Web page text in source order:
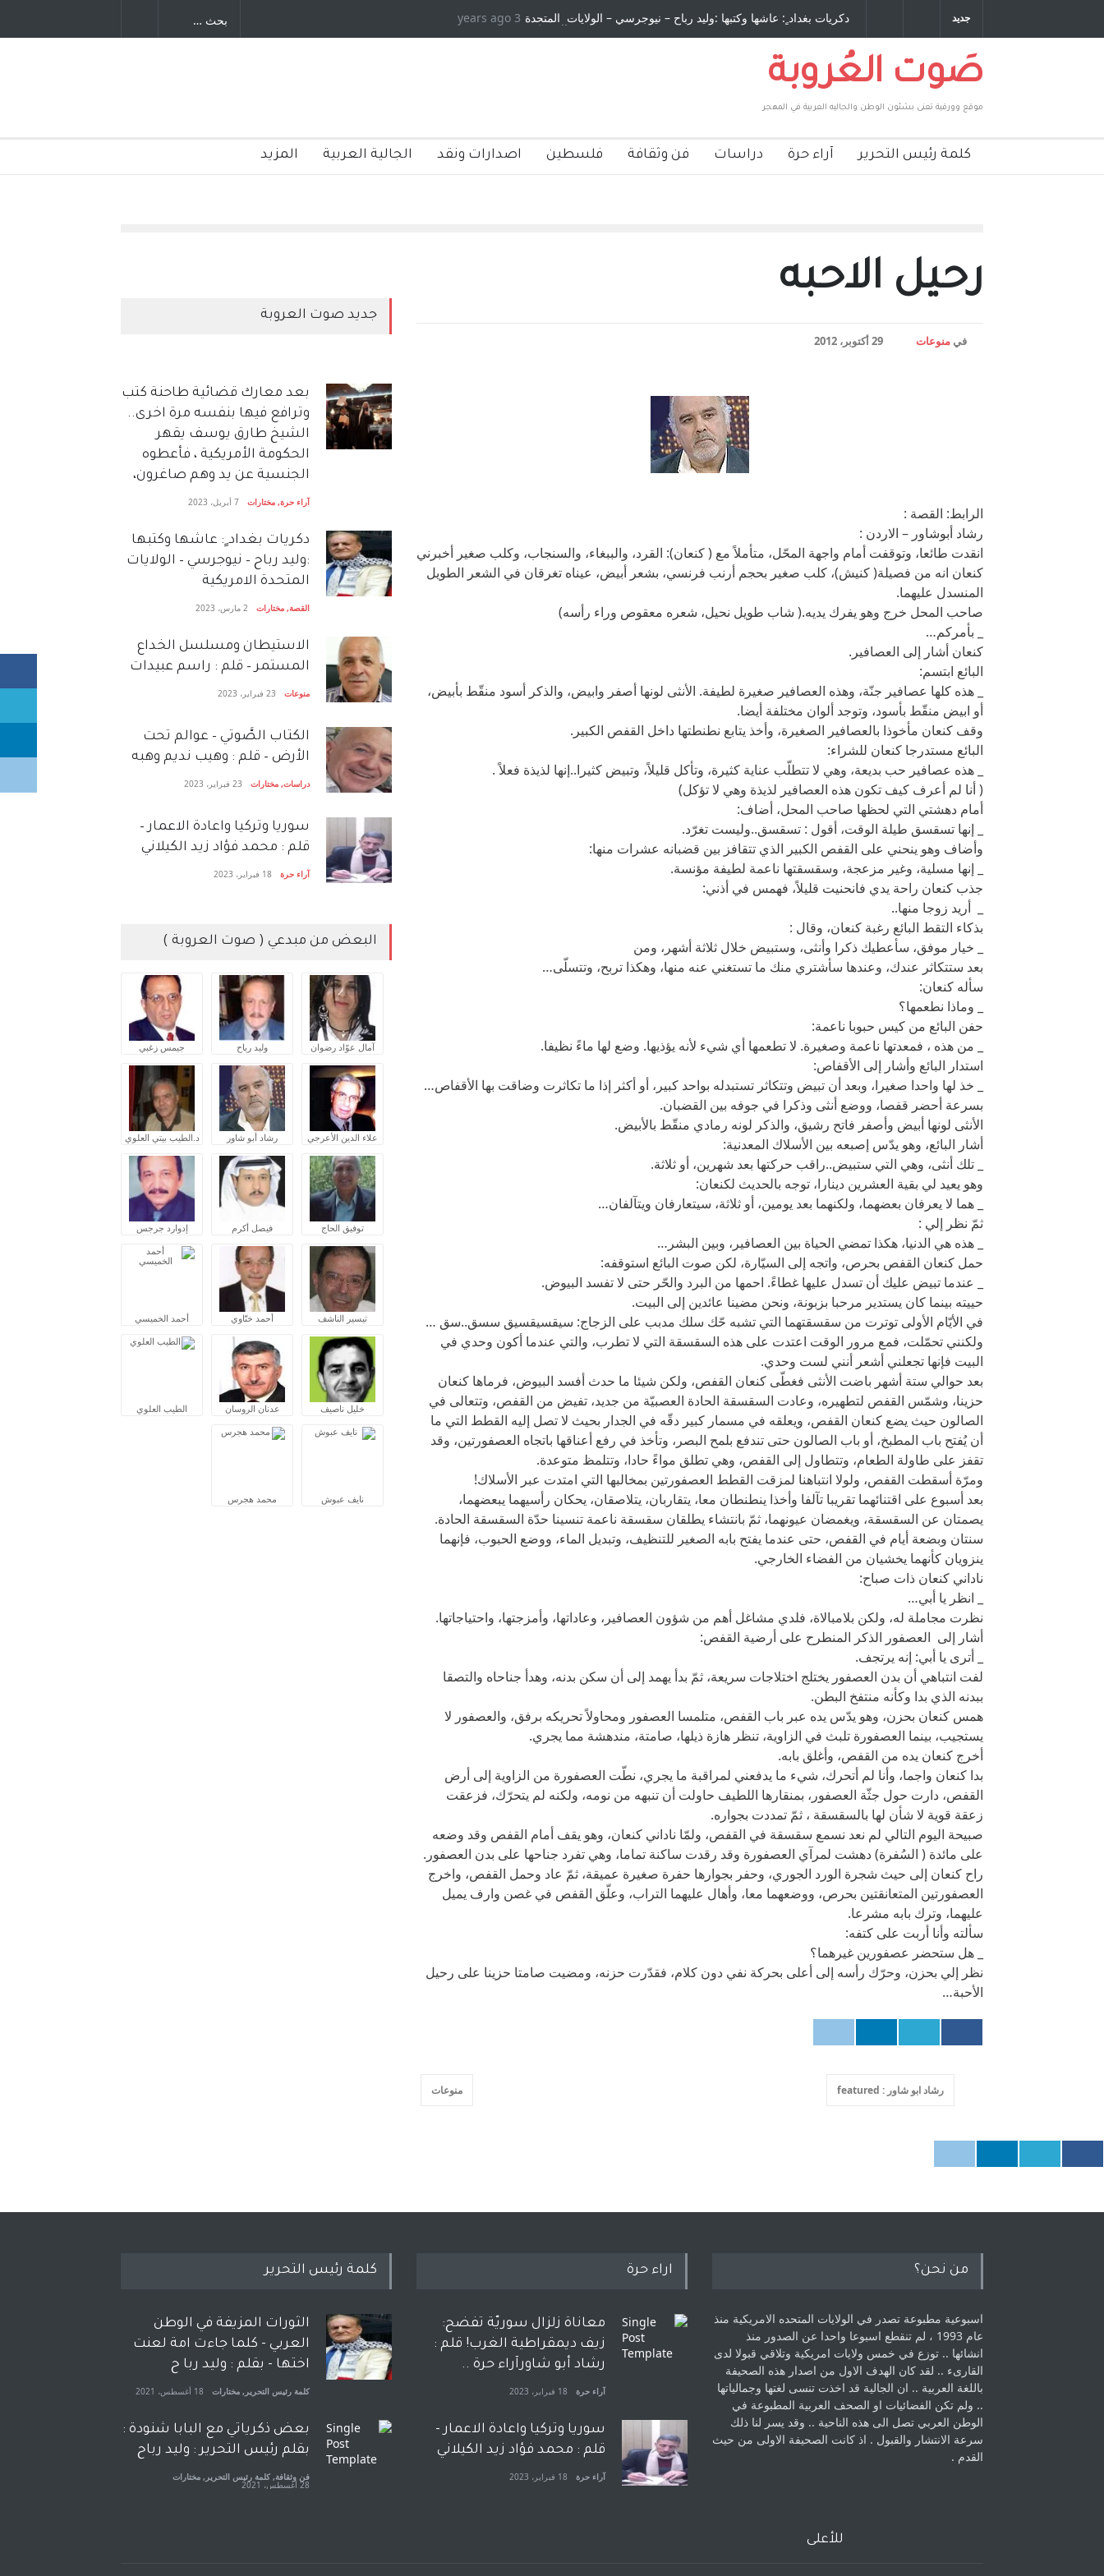
جديد الاستيطان ومسلسل الخداع المستمر - قلم : راسم عبيدات دكريات بغداد ٍ: عاشها وكتبها :وليد رباح – نيوجرسي – الولايات المتحدة
الامريكية
كتب وترافع فيها بنفسه مرة اخرى.. الشيخ
صاغرون،
3 years ago
صَوت العُروبة
موقع وورقية تعنى بشئون الوطن والجاليه العربية في المهجر
كلمة رئيس التحرير آراء حرة دراسات فن وثقافة فلسطين اصدارات ونقد الجالية العربية المزيد
رحيل الاحبه
في منوعات 29 أكتوبر، 2012
الرابط: القصة :
رشاد أبوشاور – الاردن :
انقدت طائعا، وتوقفت أمام واجهة المحّل، متأملاً مع ( كنعان): القرد، والببغاء، والسنجاب، وكلب صغير أخبرني
كنعان انه من فصيلة( كنيش)، كلب صغير بحجم أرنب فرنسي، بشعر أبيض، عيناه تغرقان في الشعر الطويل
المنسدل عليهما.
صاحب المحل خرج وهو يفرك يديه.( شاب طويل نحيل، شعره معقوص وراء رأسه)
_ بأمركم…
كنعان أشار إلى العصافير.
البائع ابتسم:
_ هذه كلها عصافير جنّة، وهذه العصافير صغيرة لطيفة. الأنثى لونها أصفر وابيض، والذكر أسود منقّط بأبيض،
أو ابيض منقّط بأسود، وتوجد ألوان مختلفة أيضا.
وقف كنعان مأخوذا بالعصافير الصغيرة، وأخذ يتابع نطنطتها داخل القفص الكبير.
البائع مستدرجا كنعان للشراء:
_ هذه عصافير حب بديعة، وهي لا تتطلّب عناية كثيرة، وتأكل قليلاً، وتبيض كثيرا..إنها لذيذة فعلاً .
( أنا لم أعرف كيف تكون هذه العصافير لذيذة وهي لا تؤكل)
أمام دهشتي التي لحظها صاحب المحل، أضاف:
_ إنها تسقسق طيلة الوقت، أقول : تسقسق..وليست تغرّد.
وأضاف وهو ينحني على القفص الكبير الذي تتقافز بين قضبانه عشرات منها:
_ إنها مسلية، وغير مزعجة، وسقسقتها ناعمة لطيفة مؤنسة.
جذب كنعان راحة يدي فانحنيت قليلاً، فهمس في أذني:
_ أريد زوجا منها..
بذكاء التقط البائع رغبة كنعان، وقال :
_ خيار موفق، سأعطيك ذكرا وأنثى، وستبيض خلال ثلاثة أشهر، ومن
بعد ستتكاثر عندك، وعندها سأشتري منك ما تستغني عنه منها، وهكذا تربح، وتتسلّى…
سأله كنعان:
_ وماذا نطعمها؟
حفن البائع من كيس حبوبا ناعمة:
_ من هذه ، فمعدتها ناعمة وصغيرة. لا تطعمها أي شيء لأنه يؤذيها. وضع لها ماءً نظيفا.
استدار البائع وأشار إلى الأقفاص:
_ خذ لها واحدا صغيرا، وبعد أن تبيض وتتكاثر تستبدله بواحد كبير، أو أكثر إذا ما تكاثرت وضاقت بها الأقفاص…
بسرعة أحضر قفصا، ووضع أنثى وذكرا في جوفه بين القضبان.
الأنثى لونها أبيض وأصفر فاتح رشيق، والذكر لونه رمادي منقّط بالأبيض.
أشار البائع، وهو يدّس إصبعه بين الأسلاك المعدنية:
_ تلك أنثى، وهي التي ستبيض..راقب حركتها بعد شهرين، أو ثلاثة.
وهو يعيد لي بقية العشرين دينارا، توجه بالحديث لكنعان:
_ هما لا يعرفان بعضهما، ولكنهما بعد يومين، أو ثلاثة، سيتعارفان ويتآلفان…
ثمّ نظر إلي :
_ هذه هي الدنيا، هكذا تمضي الحياة بين العصافير، وبين البشر…
حمل كنعان القفص بحرص، واتجه إلى السيّارة، لكن صوت البائع استوقفه:
_ عندما تبيض عليك أن تسدل عليها غطاءً. احمها من البرد والحّر حتى لا تفسد البيوض.
حييته بينما كان يستدير مرحبا بزبونة، ونحن مضينا عائدين إلى البيت.
في الأيّام الأولى توترت من سقسقتهما التي تشبه حّك سلك مدبب على الزجاج: سيقسيقسيق سسق..سق …
ولكنني تحمّلت، فمع مرور الوقت اعتدت على هذه السقسقة التي لا تطرب، والتي عندما أكون وحدي في
البيت فإنها تجعلني أشعر أنني لست وحدي.
بعد حوالي ستة أشهر باضت الأنثى فغطّى كنعان القفص، ولكن شيئا ما حدث أفسد البيوض، فرماها كنعان
حزينا، وشمّس القفص لتطهيره، وعادت السقسقة الحادة العصبيّة من جديد، تفيض من القفص، وتتعالى في
الصالون حيث يضع كنعان القفص، ويعلقه في مسمار كبير دقّه في الجدار بحيث لا تصل إليه القطط التي ما
أن يُفتح باب المطبخ، أو باب الصالون حتى تندفع بلمح البصر، وتأخذ في رفع أعناقها باتجاه العصفورتين، وقد
تقفز على طاولة الطعام، وتتطاول إلى القفص، وهي تطلق مواءً حادا، وتتلمظ متوعدة.
ومرّة أسقطت القفص، ولولا انتباهنا لمزقت القطط العصفورتين بمخالبها التي امتدت عبر الأسلاك!
بعد أسبوع على اقتنائهما تقريبا تآلفا وأخذا ينطنطان معا، يتقاربان، يتلاصقان، يحكان رأسيهما يبعضهما،
يصمتان عن السقسقة، ويغمضان عيونهما، ثمّ بانتشاء يطلقان سقسقة ناعمة تنسينا حدّة السقسقة الحادة.
سنتان وبضعة أيام في القفص، حتى عندما يفتح بابه الصغير للتنظيف، وتبديل الماء، ووضع الحبوب، فإنهما
ينزويان كأنهما يخشيان من الفضاء الخارجي.
ناداني كنعان ذات صباح:
_ انظر يا أبي…
نظرت مجاملة له، ولكن بلامبالاة، فلدي مشاغل أهم من شؤون العصافير، وعاداتها، وأمزجتها، واحتياجاتها.
أشار إلى العصفور الذكر المنطرح على أرضية القفص:
_ أترى يا أبي: إنه يرتجف.
لفت انتباهي أن بدن العصفور يختلج اختلاجات سريعة، ثمّ بدأ يهمد إلى أن سكن بدنه، وهدأ جناحاه والتصقا
ببدنه الذي بدا وكأنه منتفخ البطن.
همس كنعان بحزن، وهو يدّس يده عبر باب القفص، متلمسا العصفور ومحاولاً تحريكه برفق، والعصفور لا
يستجيب، بينما العصفورة تلبث في الزاوية، تنظر هازة ذيلها، صامتة، مندهشة مما يجري.
أخرج كنعان يده من القفص، وأغلق بابه.
بدا كنعان واجما، وأنا لم أتحرك، شيء ما يدفعني لمراقبة ما يجري، نطّت العصفورة من الزاوية إلى أرض
القفص، دارت حول جثّة العصفور، بمنقارها اللطيف حاولت أن تنبهه من نومه، ولكنه لم يتحرّك، فزعقت
زعقة قوية لا شأن لها بالسقسقة ، ثمّ تمددت بجواره.
صبيحة اليوم التالي لم نعد نسمع سقسقة في القفص، ولمّا ناداني كنعان، وهو يقف أمام القفص وقد وضعه
على مائدة ( السُفرة) دهشت لمرآي العصفورة وقد رقدت ساكنة تماما، وهي تفرد جناحها على بدن العصفور.
راح كنعان إلى حيث شجرة الورد الجوري، وحفر بجوارها حفرة صغيرة عميقة، ثمّ عاد وحمل القفص، واخرج
العصفورتين المتعانقتين بحرص، ووضعهما معا، وأهال عليهما التراب، وعلّق القفص في غصن وارف يميل
عليهما، وترك بابه مشرعا.
سألته وأنا أربت على كتفه:
_ هل ستحضر عصفورين غيرهما؟
نظر إلي بحزن، وحرّك رأسه إلى أعلى بحركة نفي دون كلام، فقدّرت حزنه، ومضيت صامتا حزينا على رحيل
الأحبة…
رشاد ابو شاور : featured منوعات
جديد صوت العروبة
بعد معارك قضائية طاحنة كتب
وترافع فيها بنفسه مرة اخرى..
الشيخ طارق يوسف يقهر
الحكومة الأمريكية ، فأعطوه
الجنسية عن يد وهم صاغرون،
آراء حرة, مختارات 7 أبريل، 2023
دكريات بغداد ٍ: عاشها وكتبها
:وليد رباح – نيوجرسي – الولايات
المتحدة الامريكية
القصة, مختارات 2 مارس، 2023
الاستيطان ومسلسل الخداع
المستمر – قلم : راسم عبيدات
منوعات 23 فبراير، 2023
الكتاب الصَّوتي – عوالم تحت
الأرض – قلم : وهيب نديم وهبه
دراسات, مختارات 23 فبراير، 2023
سوريا وتركيا واعادة الاعمار –
قلم : محمد فؤاد زيد الكيلاني
آراء حرة 18 فبراير، 2023
البعض من مبدعي ( صوت العروبة )
آمال عوّاد رضوان وليد رباح جيمس زغبي
علاء الدين الأعرجي رشاد أبو شاور د.الطيب بيتي العلوي
توفيق الحاج فيصل أكرم إدوارد جرجس
تيسير الناشف أحمد ختّاوي أحمد الخميسي
خليل ناصيف عدنان الروسان الطيب العلوي
نايف عبوش محمد هجرس
من نحن؟
اسبوعية مطبوعة تصدر في الولايات المتحده الامريكية منذ
عام 1993 ، لم ‏تنقطع اسبوعا واحدا عن الصدور منذ
انشائها .. توزع في خمس ولايات امريكية ‏وتلاقي قبولا لدى
القارىء ..‏ لقد كان الهدف الاول من اصدار هذه الصحيفة
باللغة العربية .. ان الجالية قد اخذت ‏تنسى لغتها وجمالياتها
.. ولم تكن الفضائيات او الصحف العربية المطبوعة في
الوطن ‏العربي تصل الى هذه الناحية .. وقد يسر لنا ذلك
سرعة الانتشار والقبول . اذ كانت ‏الصحيفة الاولى من حيث
القدم . ‏
اراء حرة
معاناة زلزال سوريّة تفضح:
زيف ديمقراطية الغرب! قلم :
رشاد أبو شاورآراء حرة ..
آراء حرة 18 فبراير، 2023
سوريا وتركيا واعادة الاعمار -
قلم : محمد فؤاد زيد الكيلاني
آراء حرة 18 فبراير، 2023
كلمة رئيس التحرير
الثورات المزيفة في الوطن
العربي - كلما جاءت امة لعنت
اختها - بقلم : وليد ربا ح
كلمة رئيس التحرير , مختارات 18 أغسطس، 2021
بعض ذكرياتي مع البابا شنودة :
بقلم رئيس التحرير : وليد رباح
فن وثقافة, كلمة رئيس التحرير , مختارات
28 أغسطس، 2021
للأعلى